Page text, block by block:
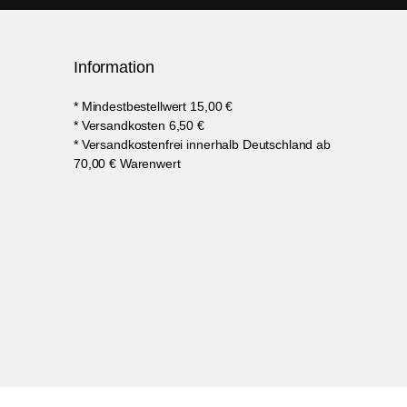
Information
* Mindestbestellwert 15,00 €
* Versandkosten 6,50 €
* Versandkostenfrei innerhalb Deutschland ab
70,00 € Warenwert